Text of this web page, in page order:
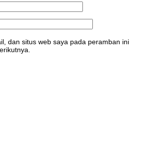
dan situs web saya pada peramban ini